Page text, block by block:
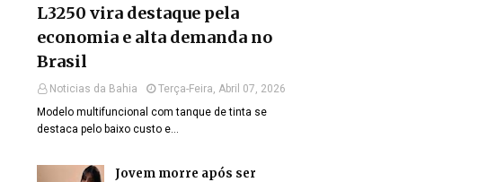
L3250 vira destaque pela
economia e alta demanda no
Brasil
Noticias da Bahia
Terça-Feira, Abril 07, 2026
Modelo multifuncional com tanque de tinta se
destaca pelo baixo custo e…
Jovem morre após ser